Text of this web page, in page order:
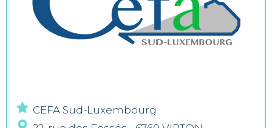
CEFA Sud-Luxembourg